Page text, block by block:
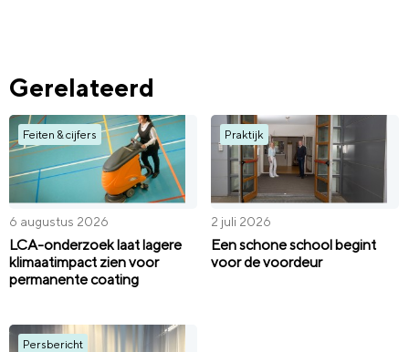
Gerelateerd
Feiten & cijfers
6 augustus 2026
LCA-onderzoek laat lagere
klimaatimpact zien voor
permanente coating
Praktijk
2 juli 2026
Een schone school begint
voor de voordeur
Persbericht